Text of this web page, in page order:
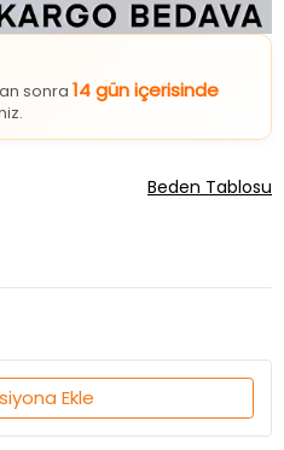
sonra 14 gün içerisinde
Beden Tablosu
Ekle